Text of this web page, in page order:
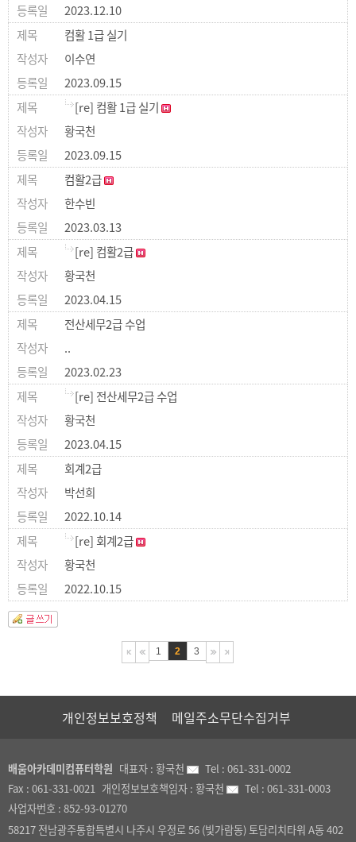
2023.12.10
컴활 1급 실기
이수연
2023.09.15
[re] 컴활 1급 실기
황국천
2023.09.15
컴활2급
한수빈
2023.03.13
[re] 컴활2급
황국천
2023.04.15
전산세무2급 수업
..
2023.02.23
[re] 전산세무2급 수업
황국천
2023.04.15
회계2급
박선희
2022.10.14
[re] 회계2급
황국천
2022.10.15
1 2 3
개인정보보호정책 메일주소무단수집거부
배움아카데미컴퓨터학원 대표자 : 황국천 Tel : 061-331-0002
Fax : 061-331-0021 개인정보보호책임자 : 황국천 Tel : 061-331-0003
사업자번호 : 852-93-01270
58217 전남광주통합특별시 나주시 우정로 56 (빛가람동) 토담리치타워 A동 402